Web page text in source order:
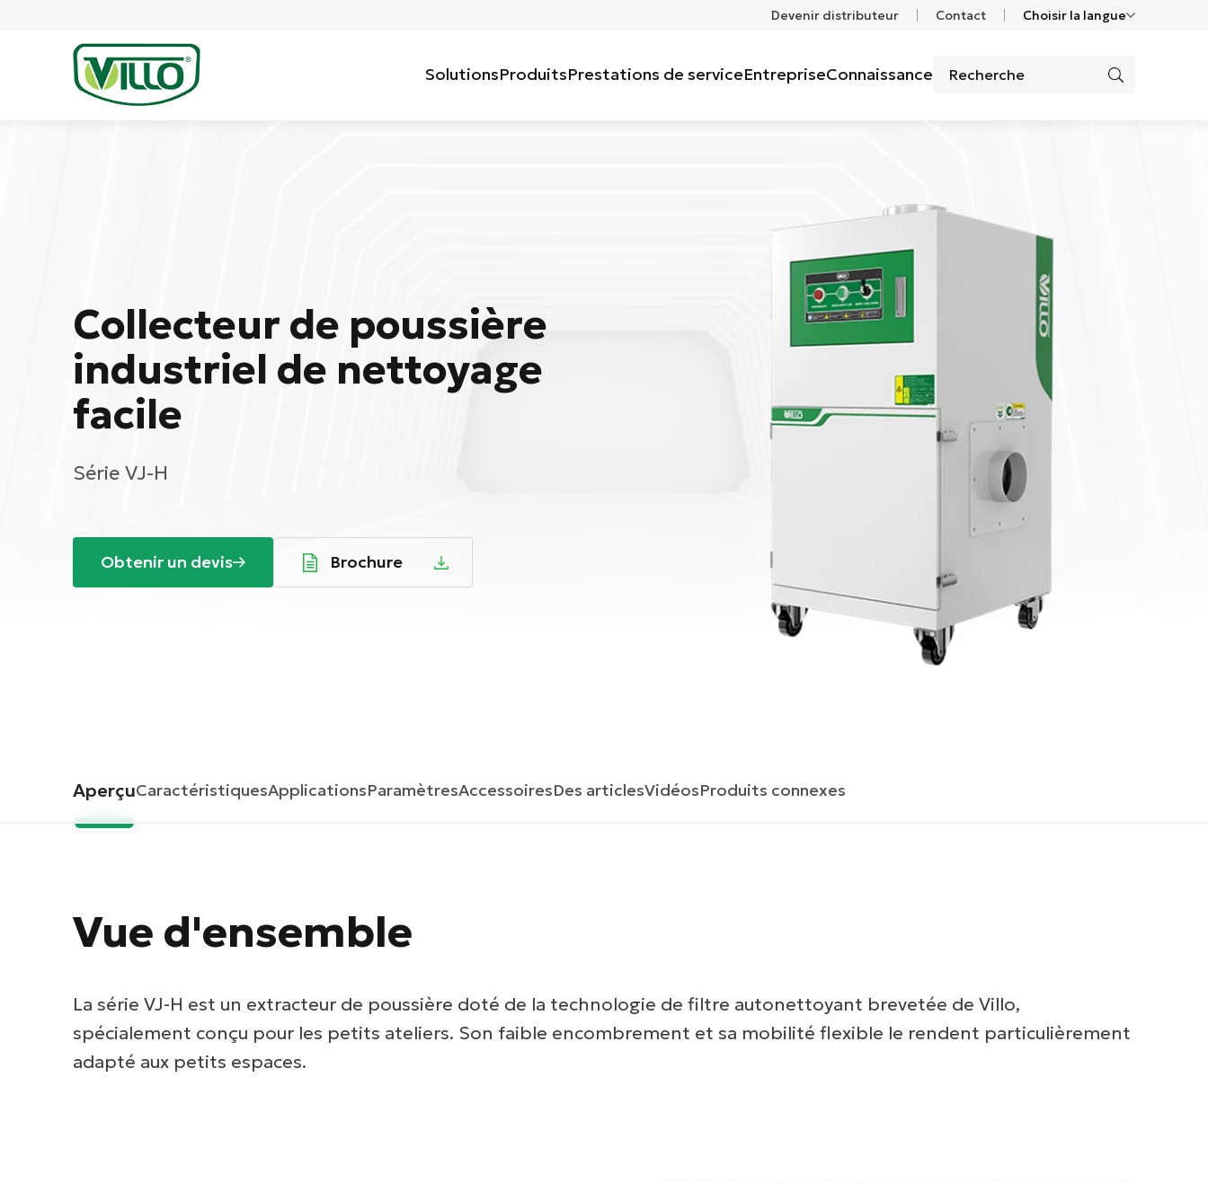
Devenir distributeur Contact Choisir la langue
SolutionsProduitsPrestations de serviceEntrepriseConnaissance
Collecteur de poussière
industriel de nettoyage
facile
Série VJ-H
Obtenir un devis Brochure
AperçuCaractéristiquesApplicationsParamètresAccessoiresDes articlesVidéosProduits connexes
Vue d'ensemble
La série VJ-H est un extracteur de poussière doté de la technologie de filtre autonettoyant brevetée de Villo,
spécialement conçu pour les petits ateliers. Son faible encombrement et sa mobilité flexible le rendent particulièrement
adapté aux petits espaces.